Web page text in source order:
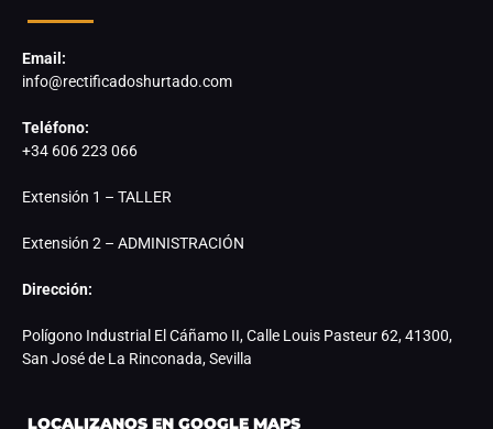
Email:
info@rectificadoshurtado.com
Teléfono:
+34 606 223 066
Extensión 1 – TALLER
Extensión 2 – ADMINISTRACIÓN
Dirección:
Polígono Industrial El Cáñamo II, Calle Louis Pasteur 62, 41300,
San José de La Rinconada, Sevilla
LOCALIZANOS EN GOOGLE MAPS